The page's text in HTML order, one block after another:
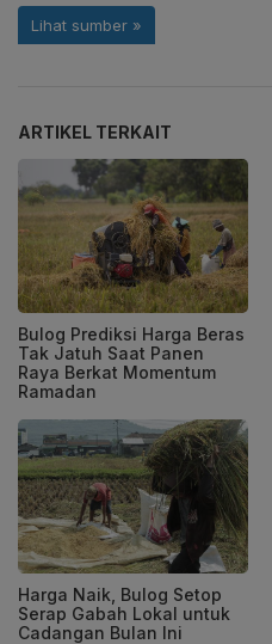
ARTIKEL TERKAIT
Bulog Prediksi Harga Beras
Tak Jatuh Saat Panen
Raya Berkat Momentum
Ramadan
Harga Naik, Bulog Setop
Serap Gabah Lokal untuk
Cadangan Bulan Ini